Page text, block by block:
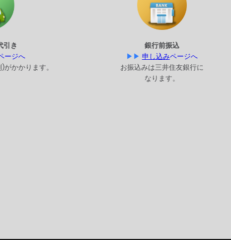
引き
ージへ
)がかかります。
銀行前振込
▶▶ 申し込みページへ
お振込みは三井住友銀行に
なります。